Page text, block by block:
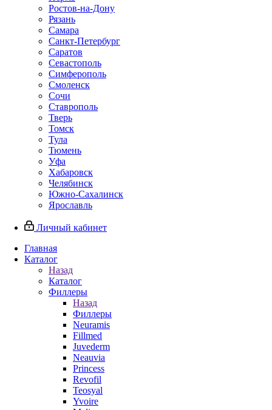
Ростов-на-Дону
Рязань
Самара
Санкт-Петербург
Саратов
Севастополь
Симферополь
Смоленск
Сочи
Ставрополь
Тверь
Томск
Тула
Тюмень
Уфа
Хабаровск
Челябинск
Южно-Сахалинск
Ярославль
Личный кабинет
Главная
Каталог
Назад
Каталог
Филлеры
Назад
Филлеры
Neuramis
Fillmed
Juvederm
Neauvia
Princess
Revofil
Teosyal
Yvoire